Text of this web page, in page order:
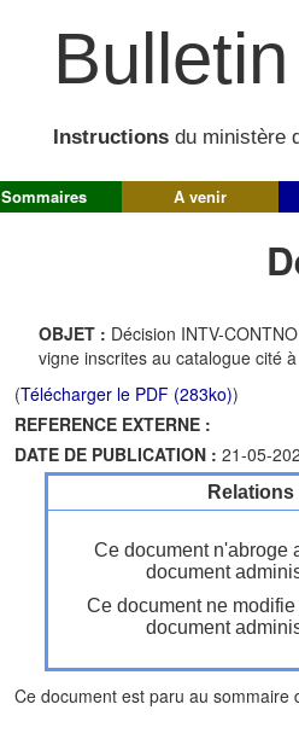
Instructions du ministère
Sommaires A venir
OBJET : Décision INTV-
vigne inscrites au catalogue cité
(Télécharger le PDF (283ko))
REFERENCE EXTERNE :
DATE DE PUBLICATION : 21-05-
Ce document n'abroge
document
Ce document ne
document
Ce document est paru au sommaire